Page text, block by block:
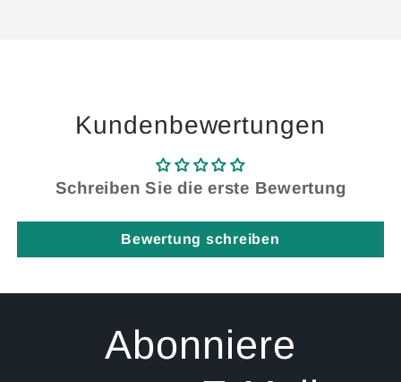
Kundenbewertungen
Schreiben Sie die erste Bewertung
Bewertung schreiben
Abonniere